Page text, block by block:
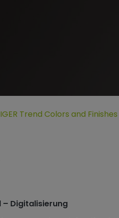
für „www.tiger-coatings.com“
öffnen für
Trend Colors and
– Digitalisierung